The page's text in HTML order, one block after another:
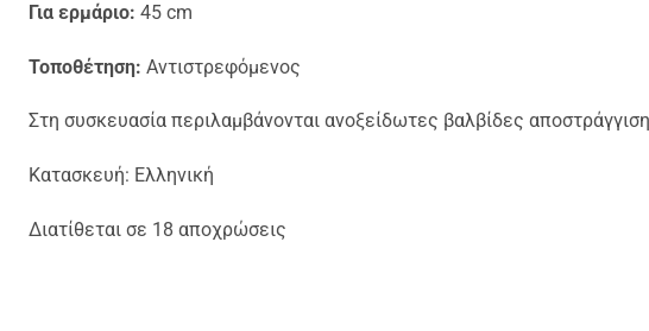
Για ερμάριο: 45 cm
Τοποθέτηση: Αντιστρεφόμενος
Στη συσκευασία περιλαμβάνονται ανοξείδωτες βαλβίδες
Κατασκευή: Ελληνική
Διατίθεται σε 18 αποχρώσεις